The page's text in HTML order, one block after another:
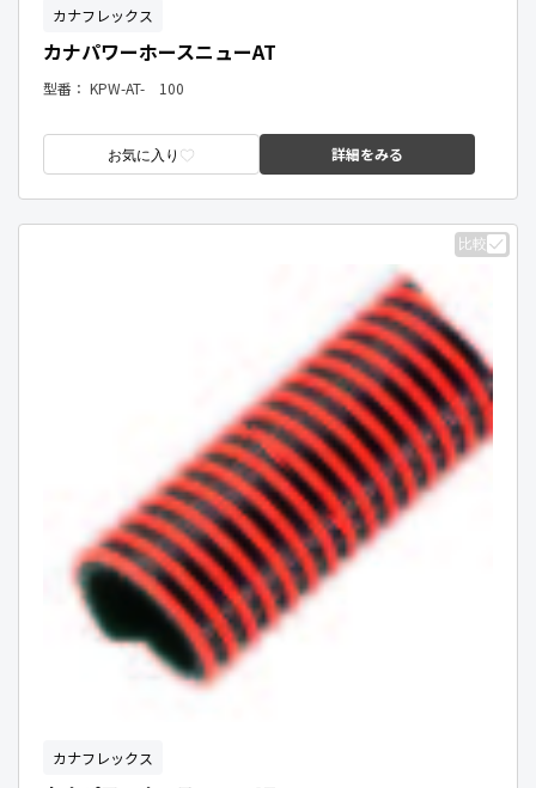
カナフレックス
カナパワーホースニューAT
型番： KPW-AT- 100
お気に入り 詳細をみる
比較
カナフレックス